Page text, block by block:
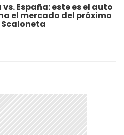
España: este es el auto
el mercado del próximo